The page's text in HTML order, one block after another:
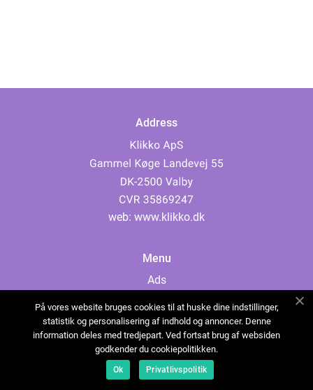
Address
web: www.klikko.dk
Menu
Ads
Cookies
Contact
Sitemap
På vores website bruges cookies til at huske dine indstillinger,
statistik og personalisering af indhold og annoncer. Denne
information deles med tredjepart. Ved fortsat brug af websiden
godkender du cookiepolitikken.
Ok Privatlivspolitik